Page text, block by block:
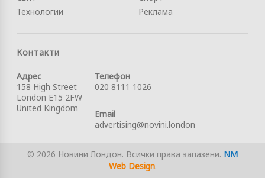
Технологии
Реклама
Контакти
Адрес
158 High Street
London E15 2FW
United Kingdom
Телефон
020 8111 1026
Email
advertising@novini.london
© 2026 Новини Лондон. Всички права запазени. NM
Web Design.